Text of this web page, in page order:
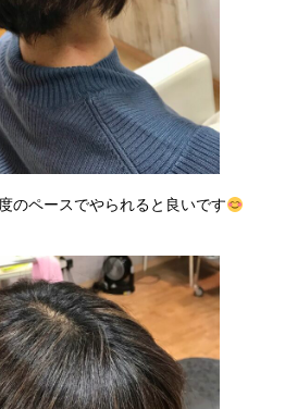
のペースでやられると良いです